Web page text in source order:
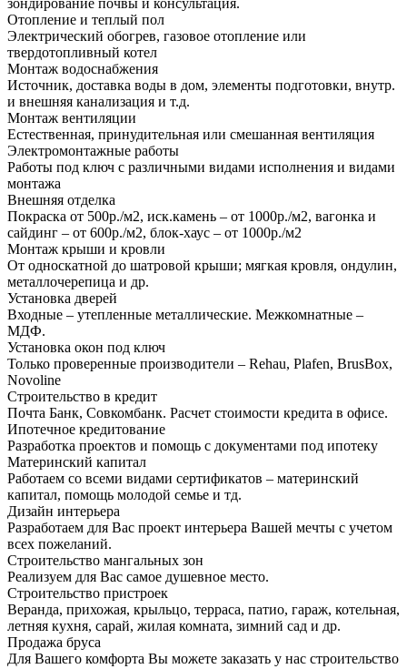
Отопление и теплый пол
Электрический обогрев, газовое отопление или
твердотопливный котел
Монтаж водоснабжения
Источник, доставка воды в дом, элементы подготовки, внутр.
и внешняя канализация и т.д.
Монтаж вентиляции
Естественная, принудительная или смешанная вентиляция
Электромонтажные работы
Работы под ключ с различными видами исполнения и видами
монтажа
Внешняя отделка
Покраска от 500р./м2, иск.камень – от 1000р./м2, вагонка и
сайдинг – от 600р./м2, блок-хаус – от 1000р./м2
Монтаж крыши и кровли
От односкатной до шатровой крыши; мягкая кровля, ондулин,
металлочерепица и др.
Установка дверей
Входные – утепленные металлические. Межкомнатные –
МДФ.
Установка окон под ключ
Только проверенные производители – Rehau, Plafen, BrusBox,
Novoline
Строительство в кредит
Почта Банк, Совкомбанк. Расчет стоимости кредита в офисе.
Ипотечное кредитование
Разработка проектов и помощь с документами под ипотеку
Материнский капитал
Работаем со всеми видами сертификатов – материнский
капитал, помощь молодой семье и тд.
Дизайн интерьера
Разработаем для Вас проект интерьера Вашей мечты с учетом
всех пожеланий.
Строительство мангальных зон
Реализуем для Вас самое душевное место.
Строительство пристроек
Веранда, прихожая, крыльцо, терраса, патио, гараж, котельная,
летняя кухня, сарай, жилая комната, зимний сад и др.
Продажа бруса
Для Вашего комфорта Вы можете заказать у нас строительство